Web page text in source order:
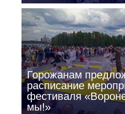
Горожанам
расписание
фестиваля
мы!»